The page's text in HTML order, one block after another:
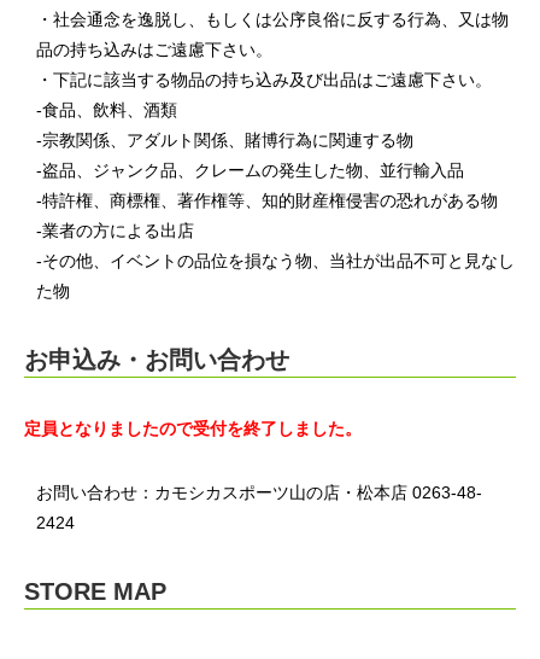
・社会通念を逸脱し、もしくは公序良俗に反する行為、又は物
品の持ち込みはご遠慮下さい。
・下記に該当する物品の持ち込み及び出品はご遠慮下さい。
-食品、飲料、酒類
-宗教関係、アダルト関係、賭博行為に関連する物
-盗品、ジャンク品、クレームの発生した物、並行輸入品
-特許権、商標権、著作権等、知的財産権侵害の恐れがある物
-業者の方による出店
-その他、イベントの品位を損なう物、当社が出品不可と見なし
た物
お申込み・お問い合わせ
定員となりましたので受付を終了しました。
お問い合わせ：カモシカスポーツ山の店・松本店 0263-48-
2424
STORE MAP